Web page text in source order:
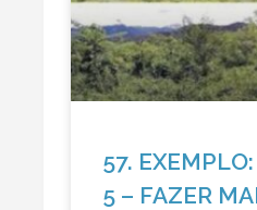
57.
5 – FAZER